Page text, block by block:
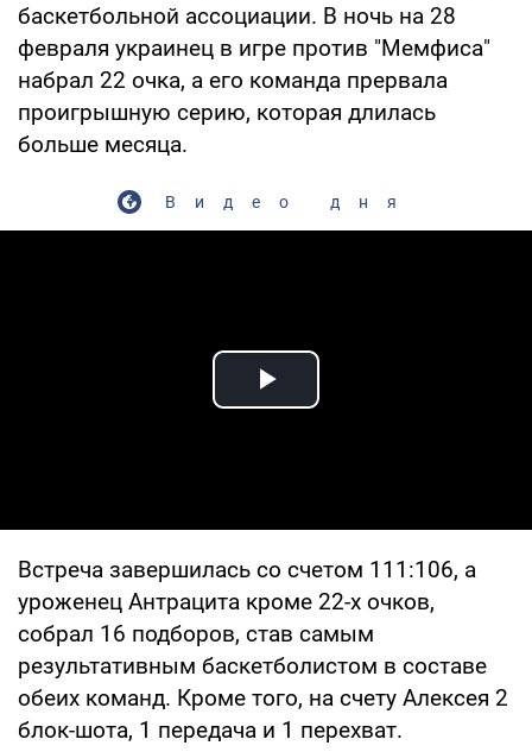
баскетбольной ассоциации. В ночь на 28
февраля украинец в игре против "Мемфиса"
набрал 22 очка, а его команда прервала
проигрышную серию, которая длилась
больше месяца.
Видео дня
Play Video
Встреча завершилась со счетом 111:106, а
уроженец Антрацита кроме 22-х очков,
собрал 16 подборов, став самым
результативным баскетболистом в составе
обеих команд. Кроме того, на счету Алексея 2
блок-шота, 1 передача и 1 перехват.